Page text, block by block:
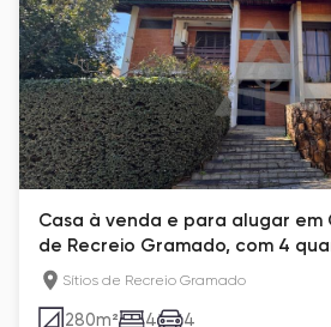
Casa à venda e para alugar em
de Recreio Gramado, com 4
Sítios de Recreio Gramado
280m² 4 4